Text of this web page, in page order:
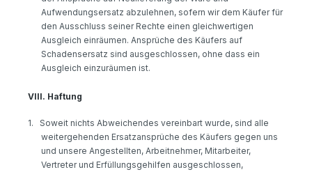
Aufwendungsersatz abzulehnen, sofern wir dem Käufer für
den Ausschluss seiner Rechte einen gleichwertigen
Ausgleich einräumen. Ansprüche des Käufers auf
Schadensersatz sind ausgeschlossen, ohne dass ein
Ausgleich einzuräumen ist.
VIII. Haftung
1.
Soweit nichts Abweichendes vereinbart wurde, sind alle
weitergehenden Ersatzansprüche des Käufers gegen uns
und unsere Angestellten, Arbeitnehmer, Mitarbeiter,
Vertreter und Erfüllungsgehilfen ausgeschlossen,